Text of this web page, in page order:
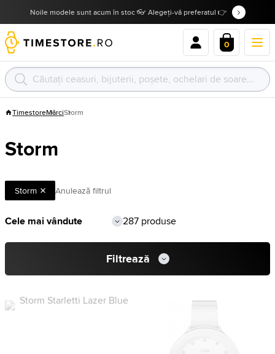
Noile modele sunt acum în stoc 👓 Alegeți-vă preferatul 👉
0
TimestoreMărciStorm
Storm
Storm Anulează filtrul
287 produse
Filtrează